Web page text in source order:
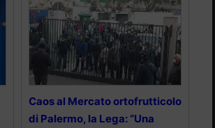
Caos al Mercato ortofrutticolo
di Palermo, la Lega: “Una